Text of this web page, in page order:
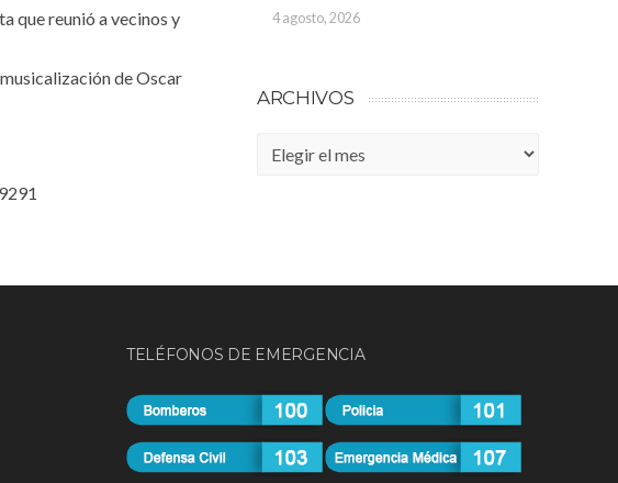
que reunió a vecinos y
de Oscar
4 agosto, 2026
ARCHIVOS
Archivos
TELÉFONOS DE EMERGENCIA